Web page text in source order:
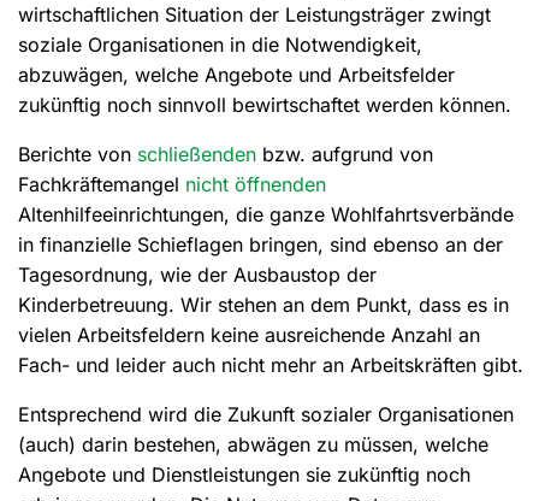
wirtschaftlichen Situation der Leistungsträger zwingt
soziale Organisationen in die Notwendigkeit,
abzuwägen, welche Angebote und Arbeitsfelder
zukünftig noch sinnvoll bewirtschaftet werden können.
Berichte von schließenden bzw. aufgrund von
Fachkräftemangel nicht öffnenden
Altenhilfeeinrichtungen, die ganze Wohlfahrtsverbände
in finanzielle Schieflagen bringen, sind ebenso an der
Tagesordnung, wie der Ausbaustop der
Kinderbetreuung. Wir stehen an dem Punkt, dass es in
vielen Arbeitsfeldern keine ausreichende Anzahl an
Fach- und leider auch nicht mehr an Arbeitskräften gibt.
Entsprechend wird die Zukunft sozialer Organisationen
(auch) darin bestehen, abwägen zu müssen, welche
Angebote und Dienstleistungen sie zukünftig noch